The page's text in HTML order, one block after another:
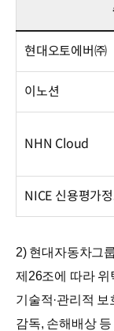
현대오토에버㈜
이노션
NHN Cloud
NICE 신용평가
2) 현대자동차그
제26조에 따라
기술적·관리적
감독, 손해배상